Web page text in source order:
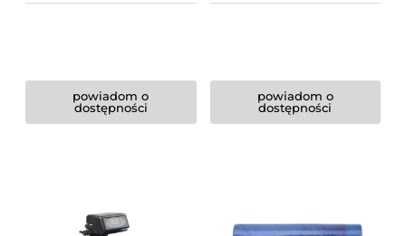
powiadom o
dostępności
powiadom o
dostępności